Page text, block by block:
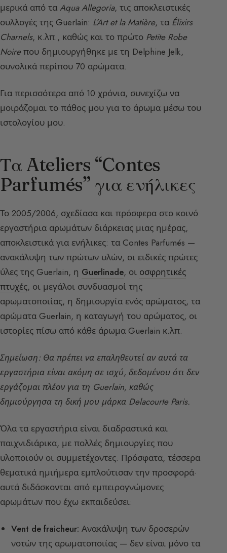
μερικά από τα Aqua Allegoria, τις αποκλειστικές
συλλογές της Guerlain: L’Art et la Matière, τα Élixirs
Charnels, κ.λπ., καθώς και το πρώτο Petite Robe
Noireπου δημιουργήθηκε με τη Delphine Jelk,
συνολικά περίπου 70 αρώματα.
Για περισσότερα από 10 χρόνια, συνεχίζω να
μοιράζομαι το πάθος μου για το άρωμα μέσω του
ιστολογίου μου.
Τα Ateliers “Contes
Parfumés” για ενήλικες
Το 2005/2006, σχεδίασα και πρόσφερα στο κοινό
εργαστήρια αρωμάτων διάρκειας μιας ημέρας,
αποκλειστικά για ενήλικες: τα Contes Parfumés —
ανακάλυψη των πρώτων υλών, οι ειδικές πρώτες
ύλες της Guerlain, η Guerlinade, οι οσφρητικές
πτυχές, οι μεγάλοι συνδυασμοί της
αρωματοποιίας, η δημιουργία ενός αρώματος, τα
αρώματα Guerlain, η καταγωγή του αρώματος, οι
ιστορίες πίσω από κάθε άρωμα Guerlain κ.λπ.
Σημείωση: Θα πρέπει να επαληθευτεί αν αυτά τα
εργαστήρια είναι ακόμη σε ισχύ, δεδομένου ότι δεν
εργάζομαι πλέον για τη Guerlain, καθώς
δημιούργησα τη δική μου μάρκα Delacourte Paris.
Όλα τα εργαστήρια είναι διαδραστικά και
παιχνιδιάρικα, με πολλές δημιουργίες που
υλοποιούν οι συμμετέχοντες. Πρόσφατα, τέσσερα
θεματικά ημιήμερα εμπλούτισαν την προσφορά·
αυτά διδάσκονται από εμπειρογνώμονες
αρωμάτων που έχω εκπαιδεύσει:
Vent de fraicheur: Ανακάλυψη των δροσερών
νοτών της αρωματοποιίας — δεν είναι μόνο τα